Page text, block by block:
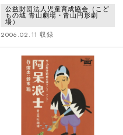
公益財団法人児童育成協会（こど
もの城 青山劇場・青山円形劇
場）
2006.02.11 収録